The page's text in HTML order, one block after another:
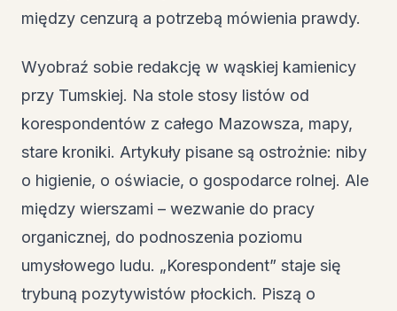
między cenzurą a potrzebą mówienia prawdy.
Wyobraź sobie redakcję w wąskiej kamienicy
przy Tumskiej. Na stole stosy listów od
korespondentów z całego Mazowsza, mapy,
stare kroniki. Artykuły pisane są ostrożnie: niby
o higienie, o oświacie, o gospodarce rolnej. Ale
między wierszami – wezwanie do pracy
organicznej, do podnoszenia poziomu
umysłowego ludu. „Korespondent” staje się
trybuną pozytywistów płockich. Piszą o